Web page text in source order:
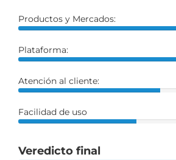
Productos y Mercados:
Plataforma:
Atención al cliente:
Facilidad de uso
Veredicto final